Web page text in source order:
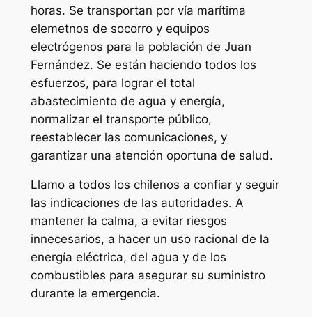
horas. Se transportan por vía marítima
elemetnos de socorro y equipos
electrógenos para la población de Juan
Fernández. Se están haciendo todos los
esfuerzos, para lograr el total
abastecimiento de agua y energía,
normalizar el transporte público,
reestablecer las comunicaciones, y
garantizar una atención oportuna de salud.
Llamo a todos los chilenos a confiar y seguir
las indicaciones de las autoridades. A
mantener la calma, a evitar riesgos
innecesarios, a hacer un uso racional de la
energía eléctrica, del agua y de los
combustibles para asegurar su suministro
durante la emergencia.